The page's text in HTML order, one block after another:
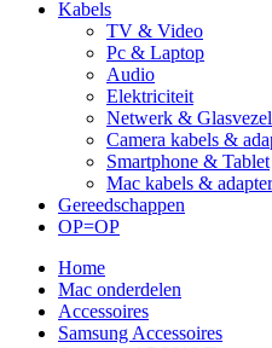
Kabels
TV & Video
Pc & Laptop
Audio
Elektriciteit
Netwerk & Glasvezel
Camera kabels &
Smartphone & Tablet
Mac kabels &
Gereedschappen
OP=OP
Home
Mac onderdelen
Accessoires
Samsung Accessoires